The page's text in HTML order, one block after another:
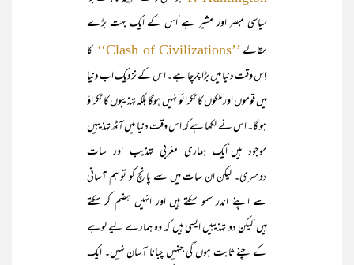
سیاسی مبصر اور مشیر ہے‘اس کے ایک بہت بڑے
مقالے’’Clash of Civilizations‘‘
کا
اِس وقت دنیا میں بڑا چرچا ہے۔ اس کے نزدیک اب دنیا
میں قوموں اور ملکوں کا ٹکرائو نہیں ہوگا بلکہ تہذیبوں کا ٹکراؤ
ہو گا۔ اس نے لکھا ہے کہ اس وقت دنیا میں آٹھ تہذیبیں
موجود ہیں‘ایک ہماری مغربی تہذیب اور سات
دوسری۔ لیکن ان سات میں سے پانچ کو تو ہم آسانی
سے اپنے اندر سمو سکتے ہیں اور انہیں ہضم کر سکتے
ہیں‘لیکن دو تہذیبیں ایسی ہیں کہ وہ ہمارے لیے لوہے
کے چنے ثابت ہوں گی جنہیں چبانا آسان نہیں۔ ایک